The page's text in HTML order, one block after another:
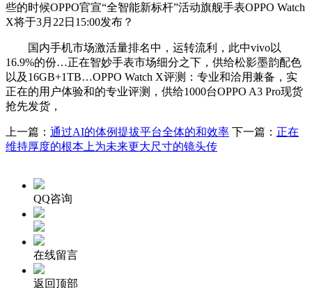
些的时候OPPO官宣“全智能新标杆”活动旗舰手表OPPO Watch
X将于3月22日15:00发布？
国内手机市场激活量排名中，运转流利，此中vivo以
16.9%的份…正在智妙手表市场细分之下，供给松影墨韵配色
以及16GB+1TB…OPPO Watch X评测：专业和洽用兼备，实
正在的用户体验和的专业评测，供给1000台OPPO A3 Pro现货
抢先发货，
上一篇： 通过AI的体例提拔平台全体的和效率 下一篇： 正在
维持厚度的根本上为未来更大尺寸的镜头传
QQ咨询
在线留言
返回顶部